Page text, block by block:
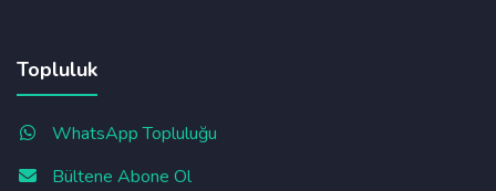
Topluluk
WhatsApp Topluluğu
Bültene Abone Ol